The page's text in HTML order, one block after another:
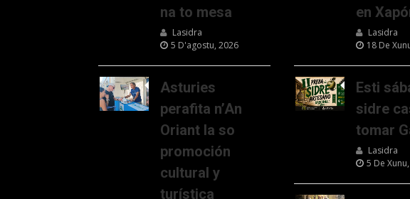
na to mesa
Lasidra
5 D'agostu, 2026
Asturies
perafita n’An
Oriant la so
promoción
cultural y
turística
en
Lasidra
18 De
Esti
sidre
tomar
Lasidra
5 De